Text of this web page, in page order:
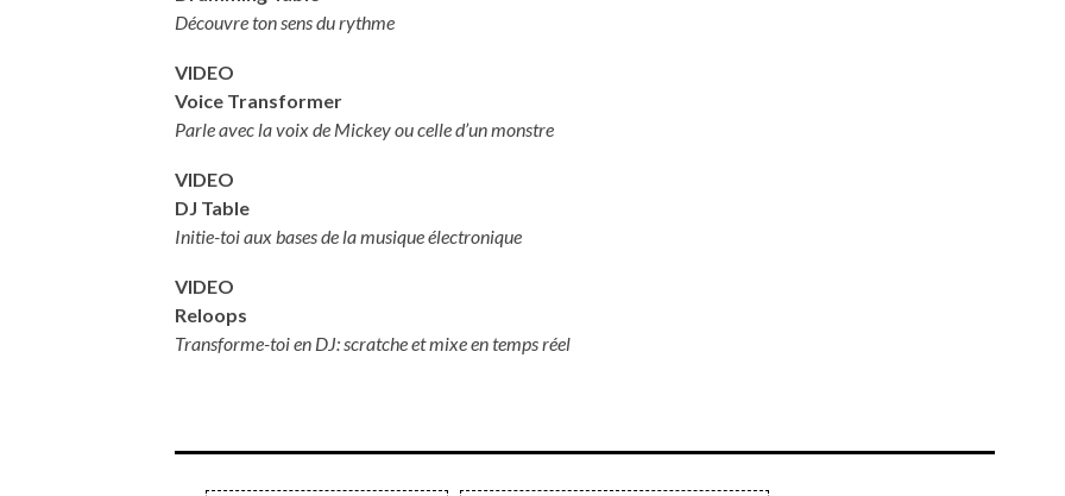
Découvre ton sens du rythme
VIDEO
Voice Transformer
Parle avec la voix de Mickey ou celle d’un monstre
VIDEO
DJ Table
Initie-toi aux bases de la musique électronique
VIDEO
Reloops
Transforme-toi en DJ: scratche et mixe en temps réel